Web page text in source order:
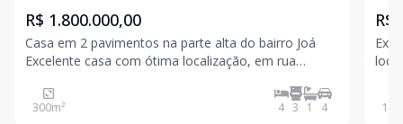
R$ 1.800.000,00
Casa em 2 pavimentos na parte alta do bairro Joá
Excelente casa com ótima localização, em rua
300m² 4 3 1 4
R$
198